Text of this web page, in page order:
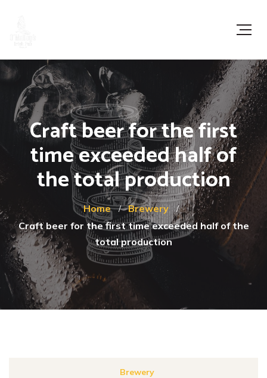
Craft beer for the first
time exceeded half of
the total production
Home
Brewery
Craft beer for the first time exceeded half of the
total production
Brewery